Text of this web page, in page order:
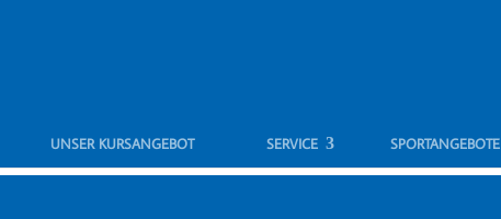
UNSER KURSANGEBOT SERVICE SPORTANGEBOTE